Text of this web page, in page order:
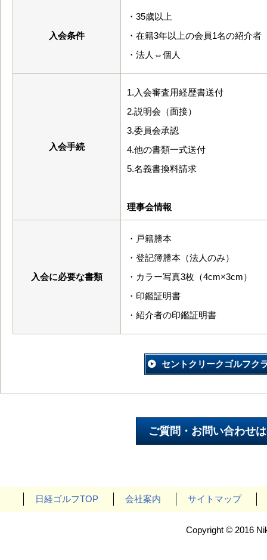
入会条件
・35歳以上
・在籍3年以上の会員1名の紹介者
・法人⇔個人
入会手続
1.入会審査用経歴書送付
2.説明会（面接）
3.委員会承認
4.他の書類一式送付
5.名義書換料請求
理事会情報
入会に必要な書類
・戸籍謄本
・登記簿謄本（法人のみ）
・カラー写真3枚（4cm×3cm）
・印鑑証明書
・紹介者の印鑑証明書
セントクリークゴルフク
日経ゴルフTOP 会社案内 サイトマップ
Copyright © 2016